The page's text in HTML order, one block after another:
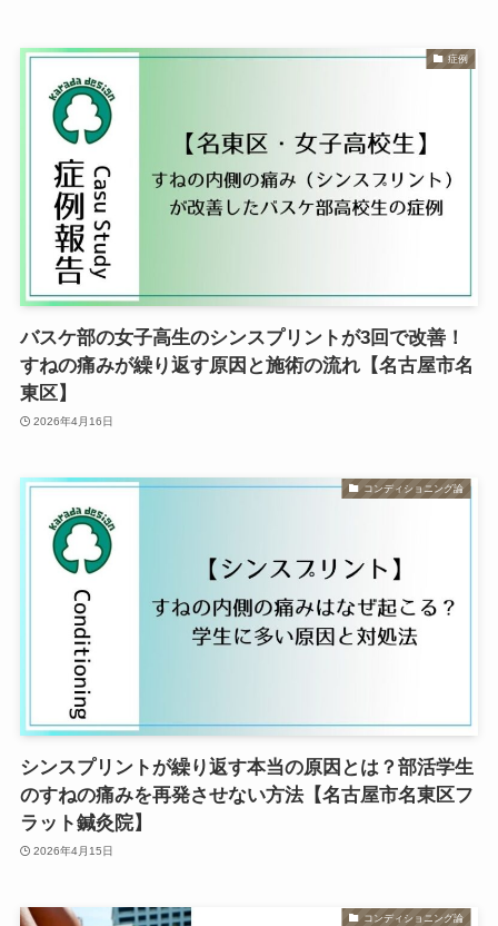
症例
バスケ部の女子高生のシンスプリントが3回で改善！
すねの痛みが繰り返す原因と施術の流れ【名古屋市名
東区】
2026年4月16日
コンディショニング論
シンスプリントが繰り返す本当の原因とは？部活学生
のすねの痛みを再発させない方法【名古屋市名東区フ
ラット鍼灸院】
2026年4月15日
コンディショニング論